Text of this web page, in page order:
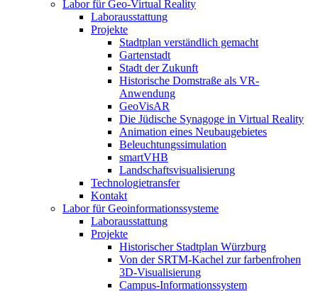
Labor für Geo-Virtual Reality
Laborausstattung
Projekte
Stadtplan verständlich gemacht
Gartenstadt
Stadt der Zukunft
Historische Domstraße als VR-
Anwendung
GeoVisAR
Die Jüdische Synagoge in Virtual Reality
Animation eines Neubaugebietes
Beleuchtungssimulation
smartVHB
Landschaftsvisualisierung
Technologietransfer
Kontakt
Labor für Geoinformationssysteme
Laborausstattung
Projekte
Historischer Stadtplan Würzburg
Von der SRTM-Kachel zur farbenfrohen
3D-Visualisierung
Campus-Informationssystem